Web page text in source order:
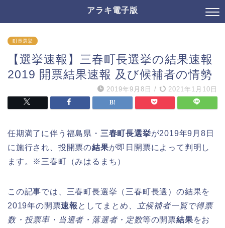
アラキ電子版
町長選挙
【選挙速報】三春町長選挙の結果速報
2019 開票結果速報 及び候補者の情勢
2019年9月8日 / 2021年1月10日
任期満了に伴う福島県・ 三春町長選挙が2019年9月8日
に施行され、投開票の結果が即日開票によって判明し
ます。※三春町（みはるまち）
この記事では、三春町長選挙（三春町長選）の結果を
2019年の開票速報 としてまとめ、
立候補者一覧で得票
数・投票率・当選者・落選者・定数等の開票結果をお